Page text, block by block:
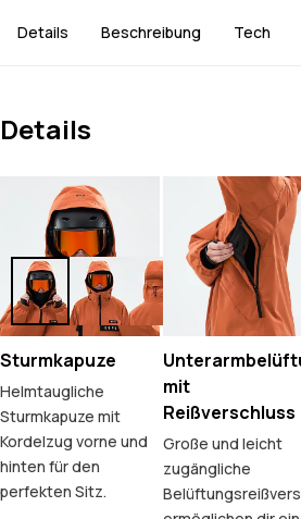
Details Beschreibung Tech
Details
Sturmkapuze
Helmtaugliche
Sturmkapuze mit
Kordelzug vorne und
hinten für den
perfekten Sitz.
mit
Reißverschluss
Große und leicht
zugängliche